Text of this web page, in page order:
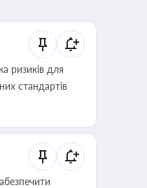
ризиків для
стандартів